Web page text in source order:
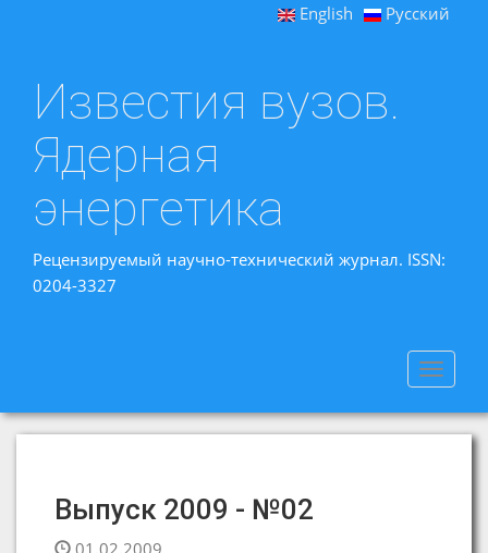
English Русский
Известия вузов.
Ядерная
энергетика
Рецензируемый научно-технический журнал. ISSN:
0204-3327
Toggle
Выпуск 2009 - №02
01.02.2009